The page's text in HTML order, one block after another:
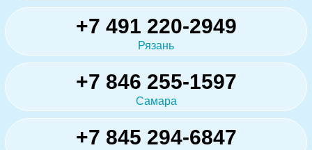
+7 491 220-2949
Рязань
+7 846 255-1597
Самара
+7 845 294-6847